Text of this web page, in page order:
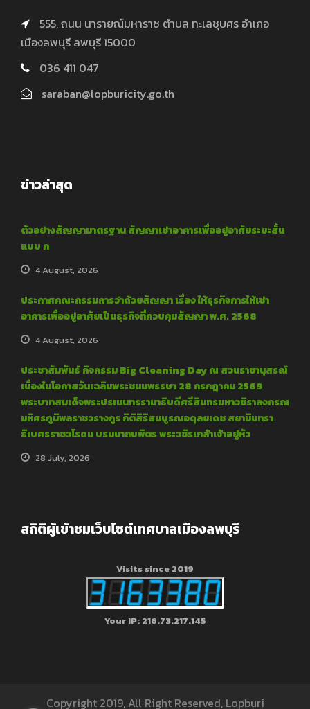
555, ถนน นารายณ์มหาราช ตำบล ทะเลชุบศร อำเภอ
เมืองลพบุรี ลพบุรี 15000
036 411 047
saraban@lopburicity.go.th
ข่าวล่าสุด
ตัวอย่างสัญญามาตรฐาน สัญญาเช่าอาคารเพื่ออยู่อาศัยระยะสั้น
แบบ ก
4 August, 2026
ประกาศคณะกรรมการว่าด้วยสัญญา เรื่อง ให้ธุรกิจการให้เช่า
อาคารเพื่ออยู่อาศัยเป็นธุรกิจที่ควบคุมสัญญา พ.ศ. 2568
4 August, 2026
ประชาสัมพันธ์ กิจกรรม Big Cleaning Day ณ สวนราชานุสรณ์
เนื่องในโอกาสวันเฉลิมพระชนมพรรษา 28 กรกฎาคม 2569
พระบาทสมเด็จพระปรเมนทรรามาธิบดีศรีสินทรมหาวชิราลงกรณ
มหิศรภูมิพลราชวรางกูร กิติสิริสมบูรณอดุลยเดช สยามินทรา
ธิเบศรราชวโรดม บรมนาถบพิตร พระวชิรเกล้าเจ้าอยู่หัว
28 July, 2026
สถิติผู้เข้าชมเว็บไซต์เทศบาลเมืองลพบุรี
Visits since 2019
Your IP: 216.73.217.145
Copyright 2019, All Right Reserved, Lopburi